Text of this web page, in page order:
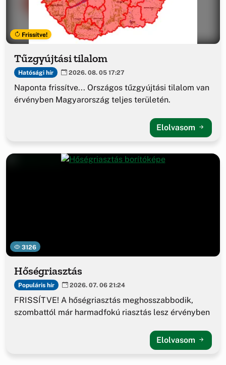
Frissítve!
Tűzgyújtási tilalom
Hatósági hír 2026. 08. 05 17:27
Naponta frissítve... Országos tűzgyújtási tilalom van
érvényben Magyarország teljes területén.
Elolvasom
3126
Hőségriasztás
Populáris hír 2026. 07. 06 21:24
FRISSÍTVE! A hőségriasztás meghosszabbodik,
szombattól már harmadfokú riasztás lesz érvényben
Elolvasom